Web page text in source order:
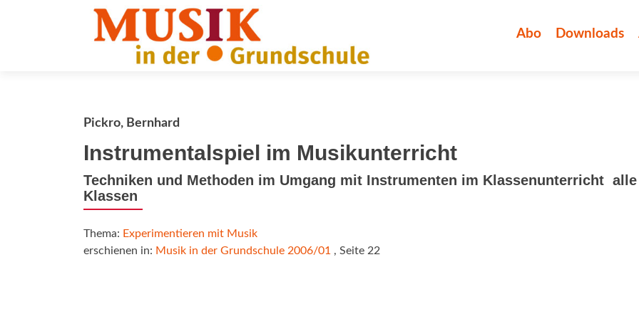
Abo Downloads
Pickro, Bernhard
Instrumentalspiel im Musikunterricht
Techniken und Methoden im Umgang mit Instrumenten im Klassenunterricht  alle
Klassen
Thema: Experimentieren mit Musik
erschienen in: Musik in der Grundschule 2006/01 , Seite 22